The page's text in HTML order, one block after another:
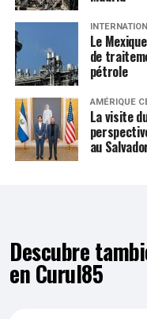
Le
de
pétrole
AMÉRIQUE
La visite
au
Descubre
en Curul85